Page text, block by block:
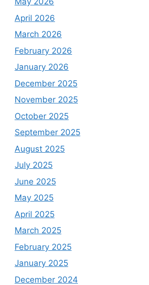
April 2026
March 2026
February 2026
January 2026
December 2025
November 2025
October 2025
September 2025
August 2025
July 2025
June 2025
May 2025
April 2025
March 2025
February 2025
January 2025
December 2024